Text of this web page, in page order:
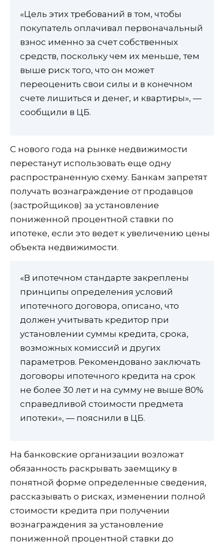
«Цель этих требований в том, чтобы
покупатель оплачивал первоначальный
взнос именно за счет собственных
средств, поскольку чем их меньше, тем
выше риск того, что он может
переоценить свои силы и в конечном
счете лишиться и денег, и квартиры», —
сообщили в ЦБ.
С нового года на рынке недвижимости
перестанут использовать еще одну
распространенную схему. Банкам запретят
получать вознаграждение от продавцов
(застройщиков) за установление
пониженной процентной ставки по
ипотеке, если это ведет к увеличению цены
объекта недвижимости.
«В ипотечном стандарте закреплены
принципы определения условий
ипотечного договора, описано, что
должен учитывать кредитор при
установлении суммы кредита, срока,
возможных комиссий и других
параметров. Рекомендовано заключать
договоры ипотечного кредита на срок
не более 30 лет и на сумму не выше 80%
справедливой стоимости предмета
ипотеки», — пояснили в ЦБ.
На банковские организации возложат
обязанность раскрывать заемщику в
понятной форме определенные сведения,
рассказывать о рисках, изменении полной
стоимости кредита при получении
вознаграждения за установление
пониженной процентной ставки до